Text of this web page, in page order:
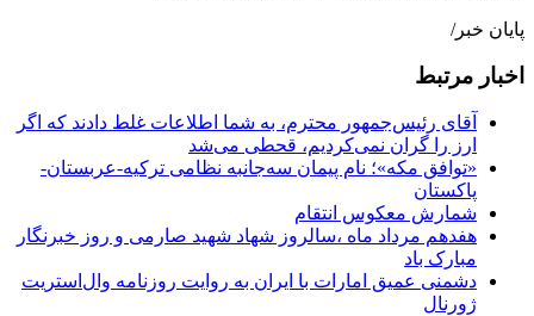
پایان خبر/
اخبار مرتبط
آقای رئیس‌جمهور محترم، به شما اطلاعات غلط دادند که اگر
ارز را گران نمی‌کردیم، قحطی می‌شد
«توافق مکه»؛ نام پیمان سه‌جانبه نظامی ترکیه-عربستان-
پاکستان
شمارش معکوس انتقام
هفدهم مرداد ماه ،سالروز شهاد شهید صارمی و روز خبرنگار
مبارک باد
دشمنی عمیق امارات با ایران به روایت روزنامه وال‌استریت
ژورنال